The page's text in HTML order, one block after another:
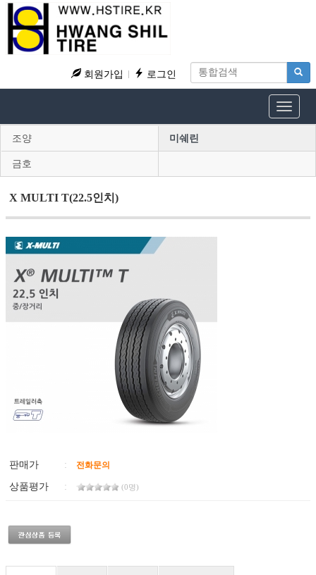
회원가입 로그인
Toggle
조양
미쉐린
금호
X MULTI T(22.5인치)
판매가 : 전화문의
상품평가 : (0명)